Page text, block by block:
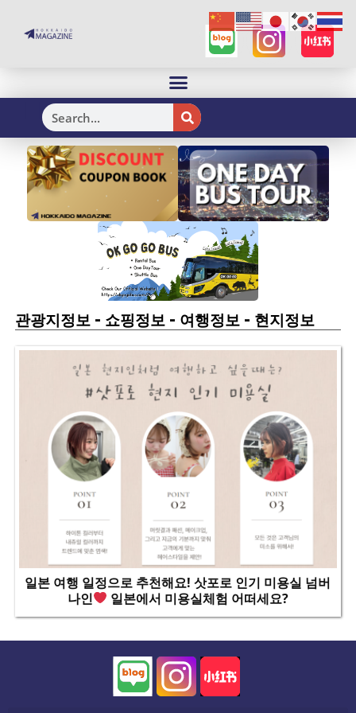
H
관광지정보- 쇼핑정보- 여행정보- 현지정보
일본 여행 일정으로 추천해요! 삿포로 인기 미용실 넘버
나인
일본에서 미용실체험 어떠세요?